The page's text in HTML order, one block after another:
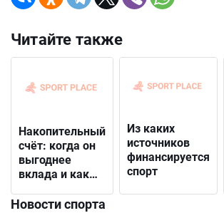
Читайте также
Накопительный
счёт: когда он
выгоднее
вклада и как
подходящий
Из каких
источников
финансируется
спорт
Новости спорта